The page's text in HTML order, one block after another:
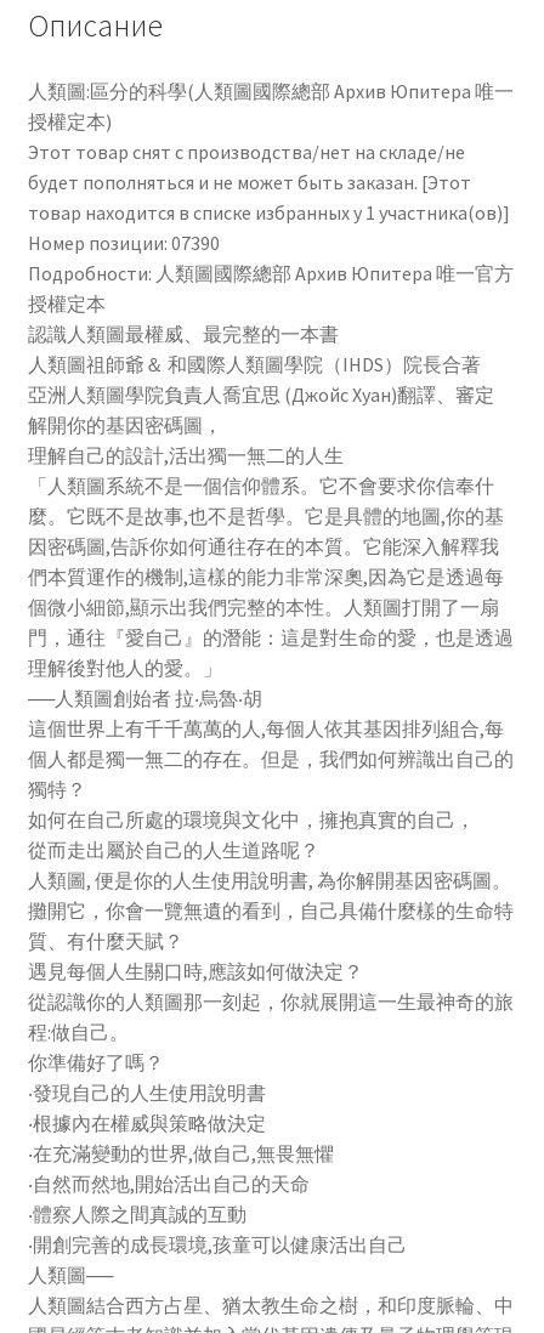
Услуги альпинистов при установке и обслуживании
кондиционеров
Чистка кондиционеров
圖
際
總
部
Jovian
Archive
唯
一
授
權
定
本）
Описание
人類圖:區分的科學(人類圖國際總部 Архив Юпитера 唯一
授權定本)
Этот товар снят с производства/нет на складе/не
будет пополняться и не может быть заказан. [Этот
товар находится в списке избранных у 1 участника(ов)]
Номер позиции: 07390
Подробности: 人類圖國際總部 Архив Юпитера 唯一官方
授權定本
認識人類圖最權威、最完整的一本書
人類圖祖師爺＆ 和國際人類圖學院（IHDS）院長合著
亞洲人類圖學院負責人喬宜思 (Джойс Хуан)翻譯、審定
解開你的基因密碼圖，
理解自己的設計,活出獨一無二的人生
「人類圖系統不是一個信仰體系。它不會要求你信奉什
麼。它既不是故事,也不是哲學。它是具體的地圖,你的基
因密碼圖,告訴你如何通往存在的本質。它能深入解釋我
們本質運作的機制,這樣的能力非常深奧,因為它是透過每
個微小細節,顯示出我們完整的本性。人類圖打開了一扇
門，通往『愛自己』的潛能：這是對生命的愛，也是透過
理解後對他人的愛。」
──人類圖創始者 拉‧烏魯‧胡
這個世界上有千千萬萬的人,每個人依其基因排列組合,每
個人都是獨一無二的存在。但是，我們如何辨識出自己的
獨特？
如何在自己所處的環境與文化中，擁抱真實的自己，
從而走出屬於自己的人生道路呢？
人類圖, 便是你的人生使用說明書, 為你解開基因密碼圖。
攤開它，你會一覽無遺的看到，自己具備什麼樣的生命特
質、有什麼天賦？
遇見每個人生關口時,應該如何做決定？
從認識你的人類圖那一刻起，你就展開這一生最神奇的旅
程:做自己。
你準備好了嗎？
‧發現自己的人生使用說明書
‧根據內在權威與策略做決定
‧在充滿變動的世界,做自己,無畏無懼
‧自然而然地,開始活出自己的天命
‧體察人際之間真誠的互動
‧開創完善的成長環境,孩童可以健康活出自己
人類圖──
人類圖結合西方占星、猶太教生命之樹，和印度脈輪、中